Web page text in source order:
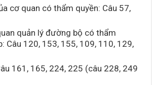
cơ quan có thẩm quyền: Câu 57,
quản lý đường bộ có thẩm
Câu 120, 153, 155, 109, 110, 129,
161, 165, 224, 225 (câu 228, 249